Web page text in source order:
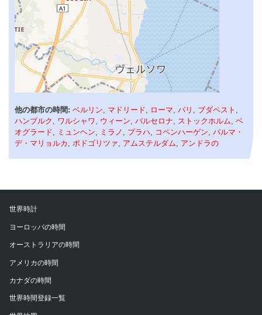
他の都市の時間: ベルリン マドリード ローマ パリ ブダペスト
ハンブルク
ワルシャワ ウィーン バルセロナ ストックホルム ベ
オグラード
ミュンヘン ミラノ プラハ コペンハーゲン パルマ・
デ・マリョルカ
ポドゴリツァ アムステルダム アンドラの
世界時計
ヨーロッパの時間
オーストラリアの時間
アメリカの時間
カナダの時間
世界時間登録一覧